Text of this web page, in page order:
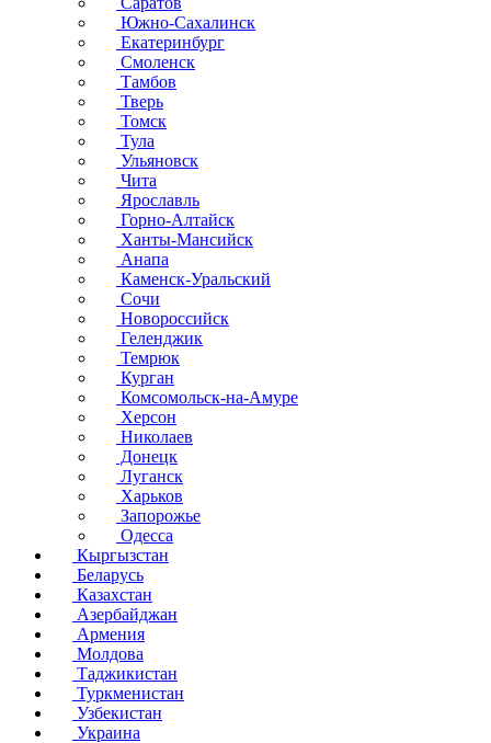
Южно-Сахалинск
Екатеринбург
Смоленск
Тамбов
Тверь
Томск
Тула
Ульяновск
Чита
Ярославль
Горно-Алтайск
Ханты-Мансийск
Анапа
Каменск-Уральский
Сочи
Новороссийск
Геленджик
Темрюк
Курган
Комсомольск-на-Амуре
Херсон
Николаев
Донецк
Луганск
Харьков
Запорожье
Одесса
Кыргызстан
Беларусь
Казахстан
Азербайджан
Армения
Молдова
Таджикистан
Туркменистан
Узбекистан
Украина